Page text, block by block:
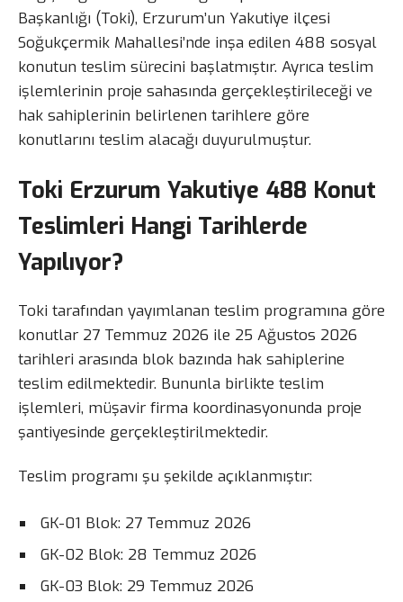
Başkanlığı (Toki), Erzurum’un Yakutiye ilçesi
Soğukçermik Mahallesi’nde inşa edilen 488 sosyal
konutun teslim sürecini başlatmıştır. Ayrıca teslim
işlemlerinin proje sahasında gerçekleştirileceği ve
hak sahiplerinin belirlenen tarihlere göre
konutlarını teslim alacağı duyurulmuştur.
Toki Erzurum Yakutiye 488 Konut
Teslimleri Hangi Tarihlerde
Yapılıyor?
Toki tarafından yayımlanan teslim programına göre
konutlar 27 Temmuz 2026 ile 25 Ağustos 2026
tarihleri arasında blok bazında hak sahiplerine
teslim edilmektedir. Bununla birlikte teslim
işlemleri, müşavir firma koordinasyonunda proje
şantiyesinde gerçekleştirilmektedir.
Teslim programı şu şekilde açıklanmıştır:
GK-01 Blok: 27 Temmuz 2026
GK-02 Blok: 28 Temmuz 2026
GK-03 Blok: 29 Temmuz 2026